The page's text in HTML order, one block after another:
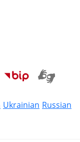
Ukrainian Russian